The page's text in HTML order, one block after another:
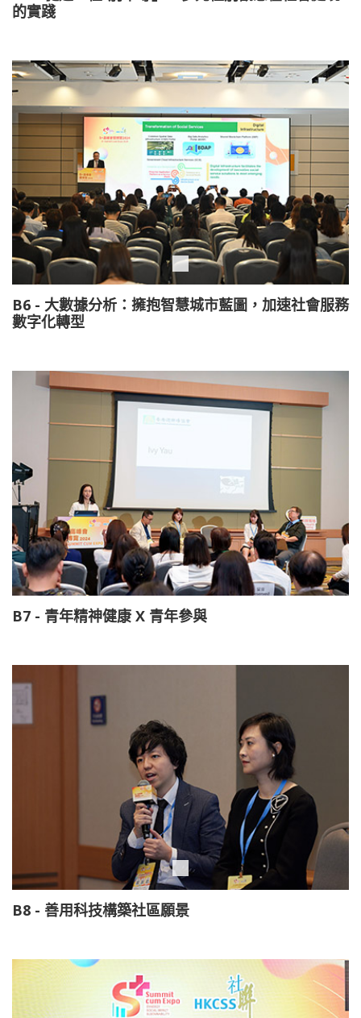
的實踐
B6 - 大數據分析：擁抱智慧城市藍圖，加速社會服務
數字化轉型
B7 - 青年精神健康 X 青年參與
B8 - 善用科技構築社區願景